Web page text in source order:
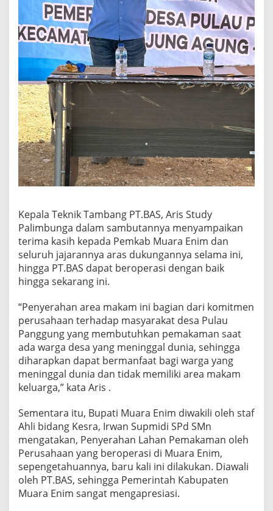
Kepala Teknik Tambang PT.BAS, Aris Study
Palimbunga dalam sambutannya menyampaikan
terima kasih kepada Pemkab Muara Enim dan
seluruh jajarannya aras dukungannya selama ini,
hingga PT.BAS dapat beroperasi dengan baik
hingga sekarang ini.
“Penyerahan area makam ini bagian dari komitmen
perusahaan terhadap masyarakat desa Pulau
Panggung yang membutuhkan pemakaman saat
ada warga desa yang meninggal dunia, sehingga
diharapkan dapat bermanfaat bagi warga yang
meninggal dunia dan tidak memiliki area makam
keluarga,” kata Aris .
Sementara itu, Bupati Muara Enim diwakili oleh staf
Ahli bidang Kesra, Irwan Supmidi SPd SMn
mengatakan, Penyerahan Lahan Pemakaman oleh
Perusahaan yang beroperasi di Muara Enim,
sepengetahuannya, baru kali ini dilakukan. Diawali
oleh PT.BAS, sehingga Pemerintah Kabupaten
Muara Enim sangat mengapresiasi.